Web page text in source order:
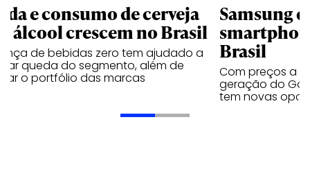
e consumo de cerveja
álcool crescem no Brasil
de bebidas zero tem ajudado a
queda do segmento, além de
o portfólio das marcas
Samsung
Brasil
Com preços a
geração do
tem novas